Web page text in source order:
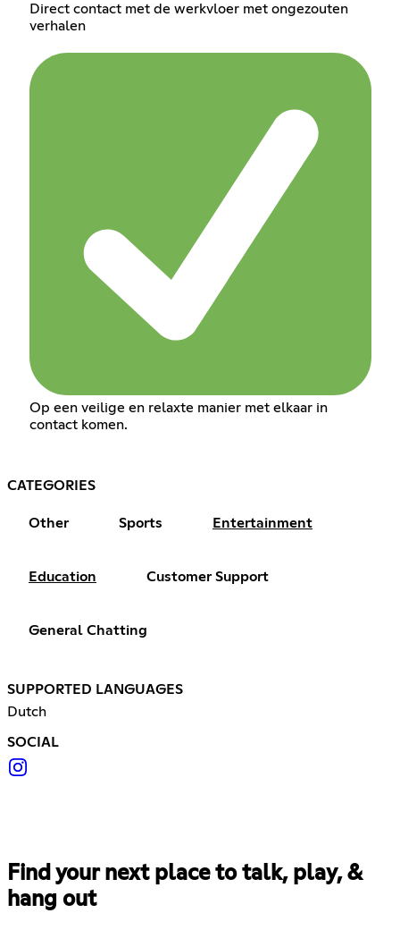
Direct contact met de werkvloer met ongezouten
verhalen
Op een veilige en relaxte manier met elkaar in
contact komen.
CATEGORIES
Other Sports Entertainment
Education Customer Support
General Chatting
SUPPORTED LANGUAGES
Dutch
SOCIAL
Find your next place to talk, play, &
hang out